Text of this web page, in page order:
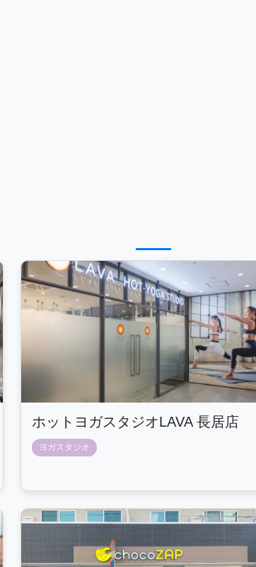
ホットヨガスタジオLAVA 長居店
ヨガスタジオ